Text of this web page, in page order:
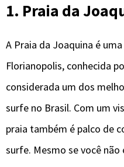
1. Praia da
A Praia da Joaquina é
Florianopolis, conhecida
considerada um dos
surfe no Brasil. Com um
praia também é palco de
surfe. Mesmo se você